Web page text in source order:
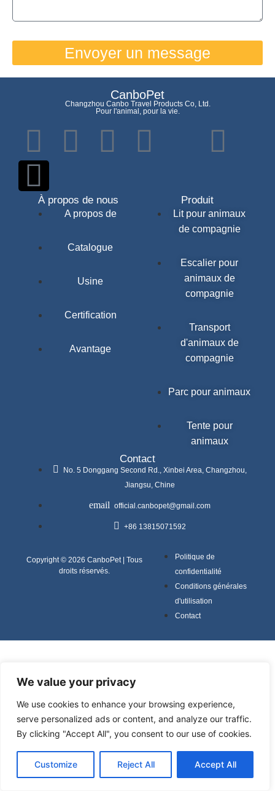
We value your privacy
We use cookies to enhance your browsing experience,
serve personalized ads or content, and analyze our traffic.
By clicking "Accept All", you consent to our use of cookies.
Customize Reject All Accept All
Envoyer un message
CanboPet
Changzhou Canbo Travel Products Co, Ltd.
Pour l'animal, pour la vie.
À propos de nous
A propos de
Catalogue
Usine
Certification
Avantage
Produit
Lit pour animaux
de compagnie
Escalier pour
animaux de
compagnie
Transport
d'animaux de
compagnie
Parc pour animaux
Tente pour
animaux
Contact
No. 5 Donggang Second Rd., Xinbei Area, Changzhou,
Jiangsu, Chine
official.canbopet@gmail.com
+86 13815071592
Copyright © 2026 CanboPet | Tous
droits réservés.
Politique de
confidentialité
Conditions générales
d'utilisation
Contact